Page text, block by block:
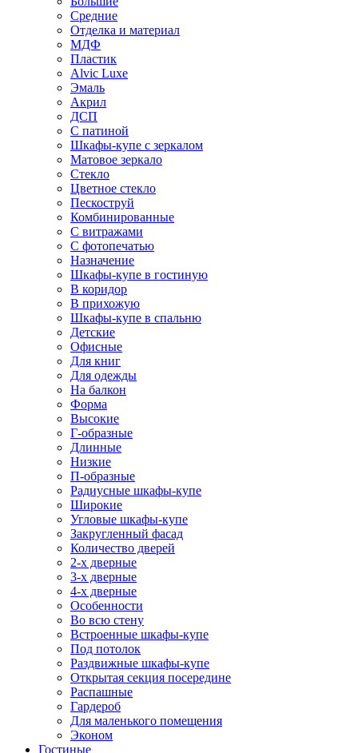
Средние
Отделка и материал
МДФ
Пластик
Alvic Luxe
Эмаль
Акрил
ДСП
С патиной
Шкафы-купе с зеркалом
Матовое зеркало
Стекло
Цветное стекло
Пескоструй
Комбинированные
С витражами
С фотопечатью
Назначение
Шкафы-купе в гостиную
В коридор
В прихожую
Шкафы-купе в спальню
Детские
Офисные
Для книг
Для одежды
На балкон
Форма
Высокие
Г-образные
Длинные
Низкие
П-образные
Радиусные шкафы-купе
Широкие
Угловые шкафы-купе
Закругленный фасад
Количество дверей
2-х дверные
3-х дверные
4-х дверные
Особенности
Во всю стену
Встроенные шкафы-купе
Под потолок
Раздвижные шкафы-купе
Открытая секция посередине
Распашные
Гардероб
Для маленького помещения
Эконом
Гостиные